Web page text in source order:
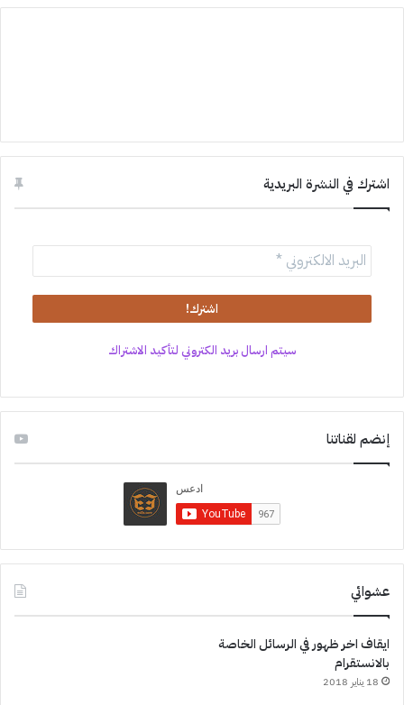
اشترك في النشرة البريدية
سيتم ارسال بريد الكتروني لتأكيد الاشتراك
إنضم لقناتنا
عشوائي
ايقاف اخر ظهور في الرسائل الخاصة
بالانستقرام
18 يناير 2018